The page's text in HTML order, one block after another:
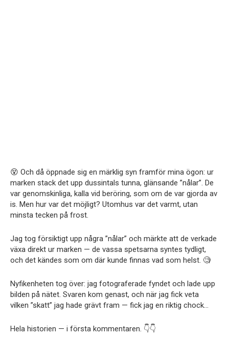
😵 Och då öppnade sig en märklig syn framför mina ögon: ur
marken stack det upp dussintals tunna, glänsande ”nålar”. De
var genomskinliga, kalla vid beröring, som om de var gjorda av
is. Men hur var det möjligt? Utomhus var det varmt, utan
minsta tecken på frost.
Jag tog försiktigt upp några ”nålar” och märkte att de verkade
växa direkt ur marken — de vassa spetsarna syntes tydligt,
och det kändes som om där kunde finnas vad som helst. 🧐
Nyfikenheten tog över: jag fotograferade fyndet och lade upp
bilden på nätet. Svaren kom genast, och när jag fick veta
vilken ”skatt” jag hade grävt fram — fick jag en riktig chock…
Hela historien — i första kommentaren. 👇👇